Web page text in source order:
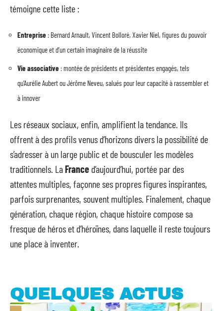
témoigne cette liste :
Entreprise : Bernard Arnault, Vincent Bolloré, Xavier Niel, figures du pouvoir
économique et d’un certain imaginaire de la réussite
Vie associative : montée de présidents et présidentes engagés, tels
qu’Aurélie Aubert ou Jérôme Neveu, salués pour leur capacité à rassembler et
à innover
Les réseaux sociaux, enfin, amplifient la tendance. Ils
offrent à des profils venus d’horizons divers la possibilité de
s’adresser à un large public et de bousculer les modèles
traditionnels. LaFrance d’aujourd’hui, portée par des
attentes multiples, façonne ses propres figures inspirantes,
parfois surprenantes, souvent multiples. Finalement, chaque
génération, chaque région, chaque histoire compose sa
fresque de héros et d’héroïnes, dans laquelle il reste toujours
une place à inventer.
QUELQUES ACTUS